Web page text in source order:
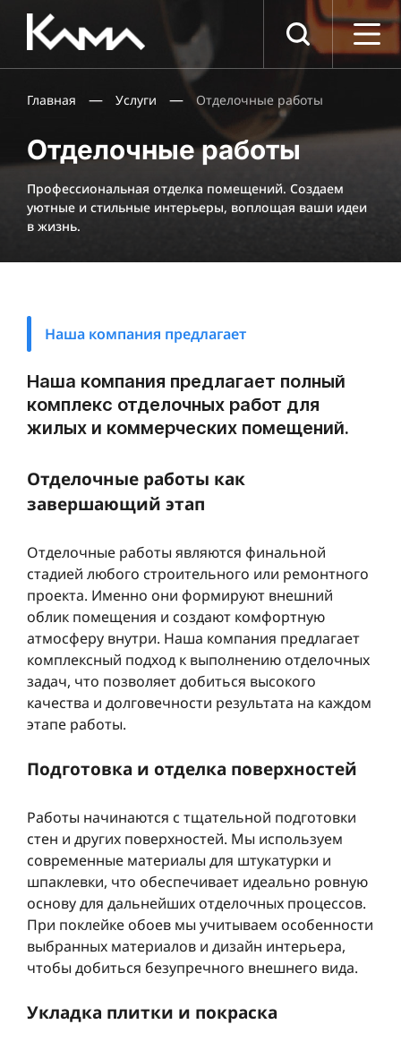
Документы
Вакансии
Партнеры
Услуги
Фасадные работы
Отделочные работы
Кровельные работы
Проекты
Пресс-центр
Контакты
Главная — Услуги — Отделочные работы
Отделочные работы
Профессиональная отделка помещений. Создаем
уютные и стильные интерьеры, воплощая ваши идеи
в жизнь.
Наша компания предлагает
Наша компания предлагает полный
комплекс отделочных работ для
жилых и коммерческих помещений.
Отделочные работы как
завершающий этап
Отделочные работы являются финальной
стадией любого строительного или ремонтного
проекта. Именно они формируют внешний
облик помещения и создают комфортную
атмосферу внутри. Наша компания предлагает
комплексный подход к выполнению отделочных
задач, что позволяет добиться высокого
качества и долговечности результата на каждом
этапе работы.
Подготовка и отделка поверхностей
Работы начинаются с тщательной подготовки
стен и других поверхностей. Мы используем
современные материалы для штукатурки и
шпаклевки, что обеспечивает идеально ровную
основу для дальнейших отделочных процессов.
При поклейке обоев мы учитываем особенности
выбранных материалов и дизайн интерьера,
чтобы добиться безупречного внешнего вида.
Укладка плитки и покраска